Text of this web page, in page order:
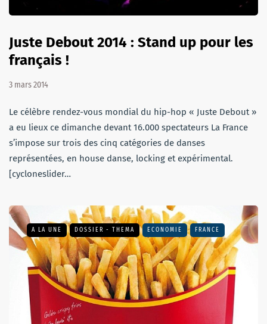
Juste Debout 2014 : Stand up pour les
français !
3 mars 2014
Le célèbre rendez-vous mondial du hip-hop « Juste Debout »
a eu lieux ce dimanche devant 16.000 spectateurs La France
s’impose sur trois des cinq catégories de danses
représentées, en house danse, locking et expérimental.
[cycloneslider…
A LA UNE DOSSIER - THEMA ECONOMIE FRANCE